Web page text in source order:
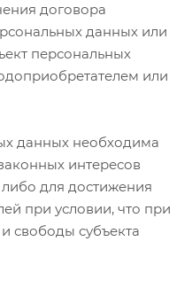
договора
данных или
персональных
или
данных необходима
интересов
для достижения
при условии, что при
свободы субъекта